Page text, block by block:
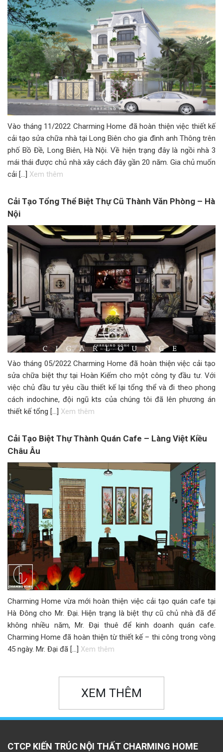
Vào tháng 11/2022 Charming Home đã hoàn thiện việc thiết kế
cải tạo sửa chữa nhà tại Long Biên cho gia đình anh Thông trên
phố Bồ Đề, Long Biên, Hà Nội. Về hiện trạng đây là ngồi nhà 3
mái thái được chủ nhà xây cách đây gần 20 năm. Gia chủ muốn
cải […] Xem thêm
Cải Tạo Tổng Thể Biệt Thự Cũ Thành Văn Phòng – Hà
Nội
Vào tháng 05/2022 Charming Home đã hoàn thiện việc cải tạo
sửa chữa biệt thự tại Hoàn Kiếm cho một công ty đầu tư. Với
việc chủ đầu tư yêu cầu thiết kế lại tổng thể và đi theo phong
cách indochine, đội ngũ kts của chúng tôi đã lên phương án
thiết kế tổng […] Xem thêm
Cải Tạo Biệt Thự Thành Quán Cafe – Làng Việt Kiều
Châu Âu
Charming Home vừa mới hoàn thiện việc cải tạo quán cafe tại
Hà Đông cho Mr. Đại. Hiện trạng là biệt thự cũ chủ nhà đã để
không nhiều năm, Mr. Đại thuê để kinh doanh quán cafe.
Charming Home đã hoàn thiện từ thiết kế – thi công trong vòng
45 ngày. Mr. Đại đã […] Xem thêm
XEM THÊM
CTCP KIẾN TRÚC NỘI THẤT CHARMING HOME